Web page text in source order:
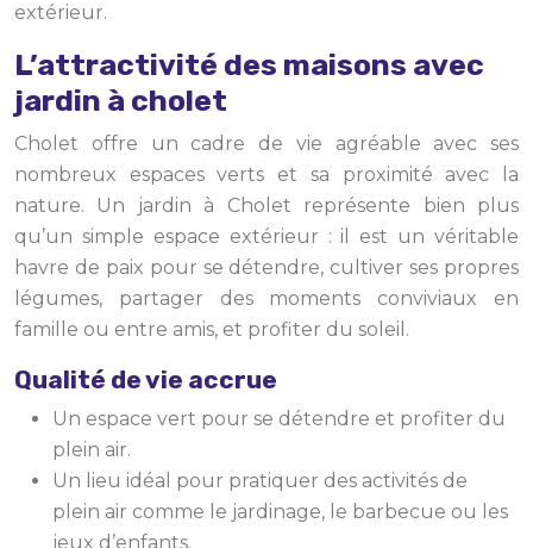
extérieur.
L’attractivité des maisons avec
jardin à cholet
Cholet offre un cadre de vie agréable avec ses
nombreux espaces verts et sa proximité avec la
nature. Un jardin à Cholet représente bien plus
qu’un simple espace extérieur : il est un véritable
havre de paix pour se détendre, cultiver ses propres
légumes, partager des moments conviviaux en
famille ou entre amis, et profiter du soleil.
Qualité de vie accrue
Un espace vert pour se détendre et profiter du
plein air.
Un lieu idéal pour pratiquer des activités de
plein air comme le jardinage, le barbecue ou les
jeux d’enfants.